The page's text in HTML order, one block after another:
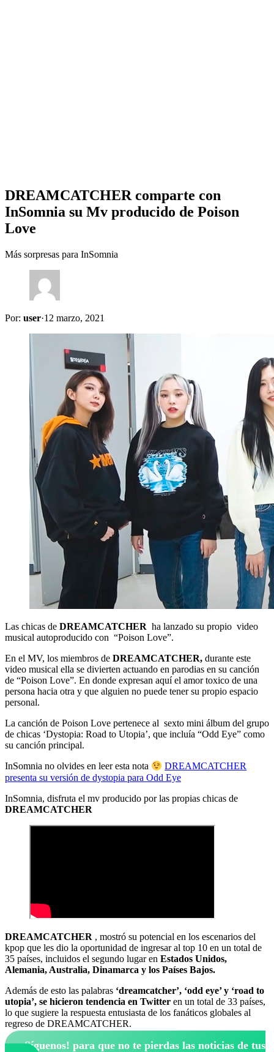
DREAMCATCHER comparte con
InSomnia su Mv producido de Poison
Love
Más sorpresas para InSomnia
Por: user·12 marzo, 2021
Las chicas de DREAMCATCHER ha lanzado su propio video
musical autoproducido con “Poison Love”.
En el MV, los miembros de DREAMCATCHER, durante este
video musical ella se divierten actuando en parodias en su canción
de “Poison Love”. En donde expresan aquí el amor toxico de una
persona hacia otra y que alguien no puede tener su propio espacio
personal.
La canción de Poison Love pertenece al sexto mini álbum del grupo
de chicas ‘Dystopia: Road to Utopia’, que incluía “Odd Eye” como
su canción principal.
InSomnia no olvides en leer esta nota
DREAMCATCHER
presenta su versión de dystopia para Odd Eye
InSomnia, disfruta el mv producido por las propias chicas de
DREAMCATCHER
DREAMCATCHER , mostró su potencial en los escenarios del
kpop que les dio la oportunidad de ingresar al top 10 en un total de
35 países, incluidos el segundo lugar en Estados Unidos,
Alemania, Australia, Dinamarca y los Países Bajos.
Además de esto las palabras ‘dreamcatcher’, ‘odd eye’ y ‘road to
utopia’, se hicieron tendencia en Twitter en un total de 33 países,
lo que sugiere la respuesta entusiasta de los fanáticos globales al
regreso de DREAMCATCHER.
¡Síguenos! para que no te pierdas las noticias de tus